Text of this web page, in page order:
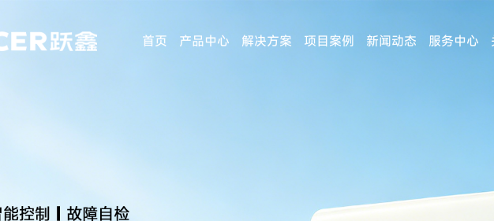
首页 产品中心 解决方案 项目案例 新闻动态 服务中心